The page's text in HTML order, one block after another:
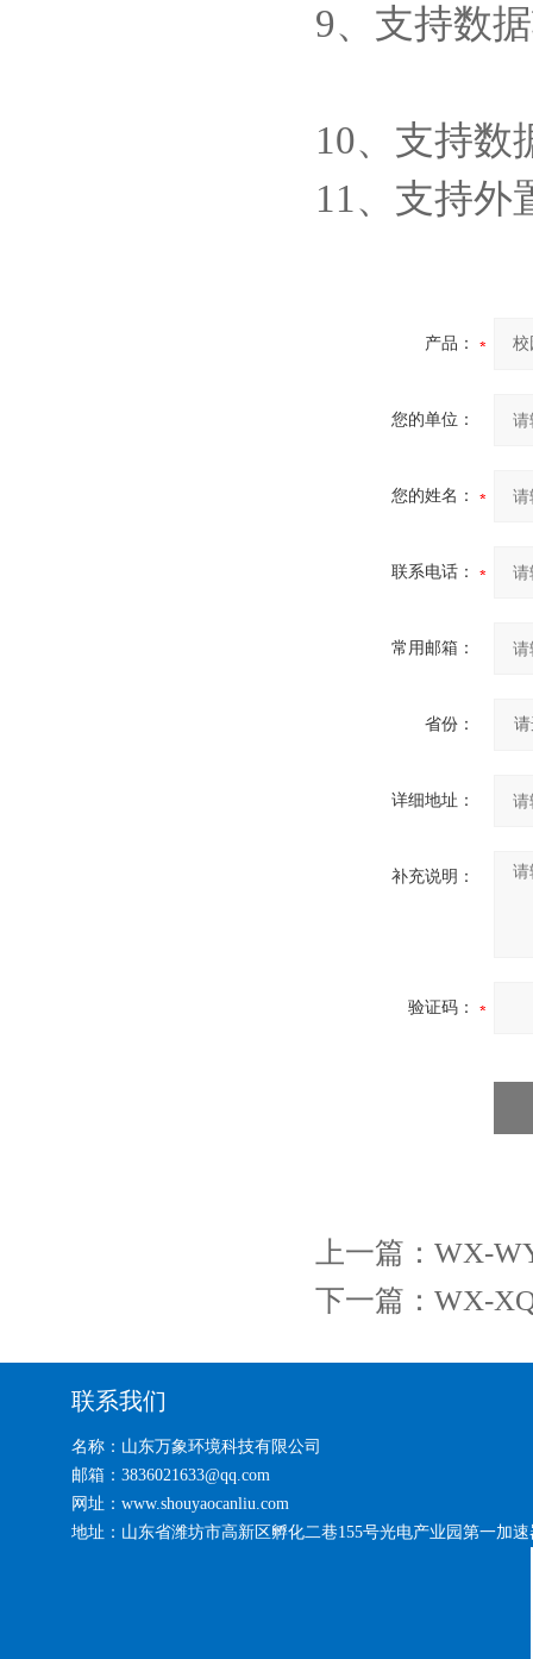
9、支持数
10、支持
11、支持
产品：
您的单位：
您的姓名：
联系电话：
常用邮箱：
省份：
详细地址：
补充说明：
验证码：
上一篇： WX-
下一篇： WX-
联系我们
名称：山东万象环境科技有限公司
邮箱：3836021633@qq.com
网址：www.shouyaocanliu.com
地址：山东省潍坊市高新区孵化二巷155号光电产业园第一加